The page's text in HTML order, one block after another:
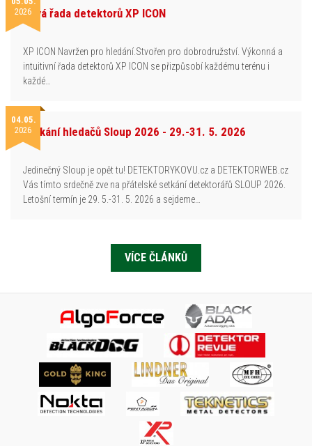
2026Nová řada detektorů XP ICON
XP ICON Navržen pro hledání.Stvořen pro dobrodružství. Výkonná a
intuitivní řada detektorů XP ICON se přizpůsobí každému terénu i
každé…
04.05.
2026Setkání hledačů Sloup 2026 - 29.-31. 5. 2026
Jedinečný Sloup je opět tu! DETEKTORYKOVU.cz a DETEKTORWEB.cz
Vás tímto srdečně zve na přátelské setkání detektorářů SLOUP 2026.
Letošní termín je 29. 5.-31. 5. 2026 a sejdeme…
VÍCE ČLÁNKŮ